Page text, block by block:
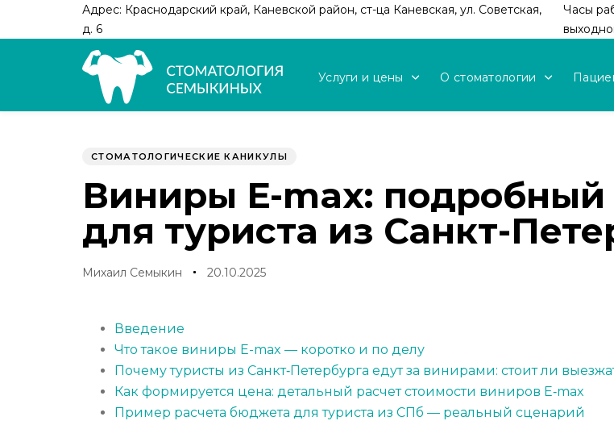
Адрес: Краснодарский край, Каневской район, ст-ца Каневская, ул. Советская,
д. 6
Часы
Услуги и цены О стоматологии
СТОМАТОЛОГИЧЕСКИЕ КАНИКУЛЫ
Виниры E-max: подробный
для туриста из Санкт-
Михаил Семыкин 20.10.2025
Введение
Что такое виниры E-max — коротко и по делу
Почему туристы из Санкт‑Петербурга едут за винирами: стоит ли
Как формируется цена: детальный расчет стоимости виниров E‑max
Пример расчета бюджета для туриста из СПб — реальный сценарий